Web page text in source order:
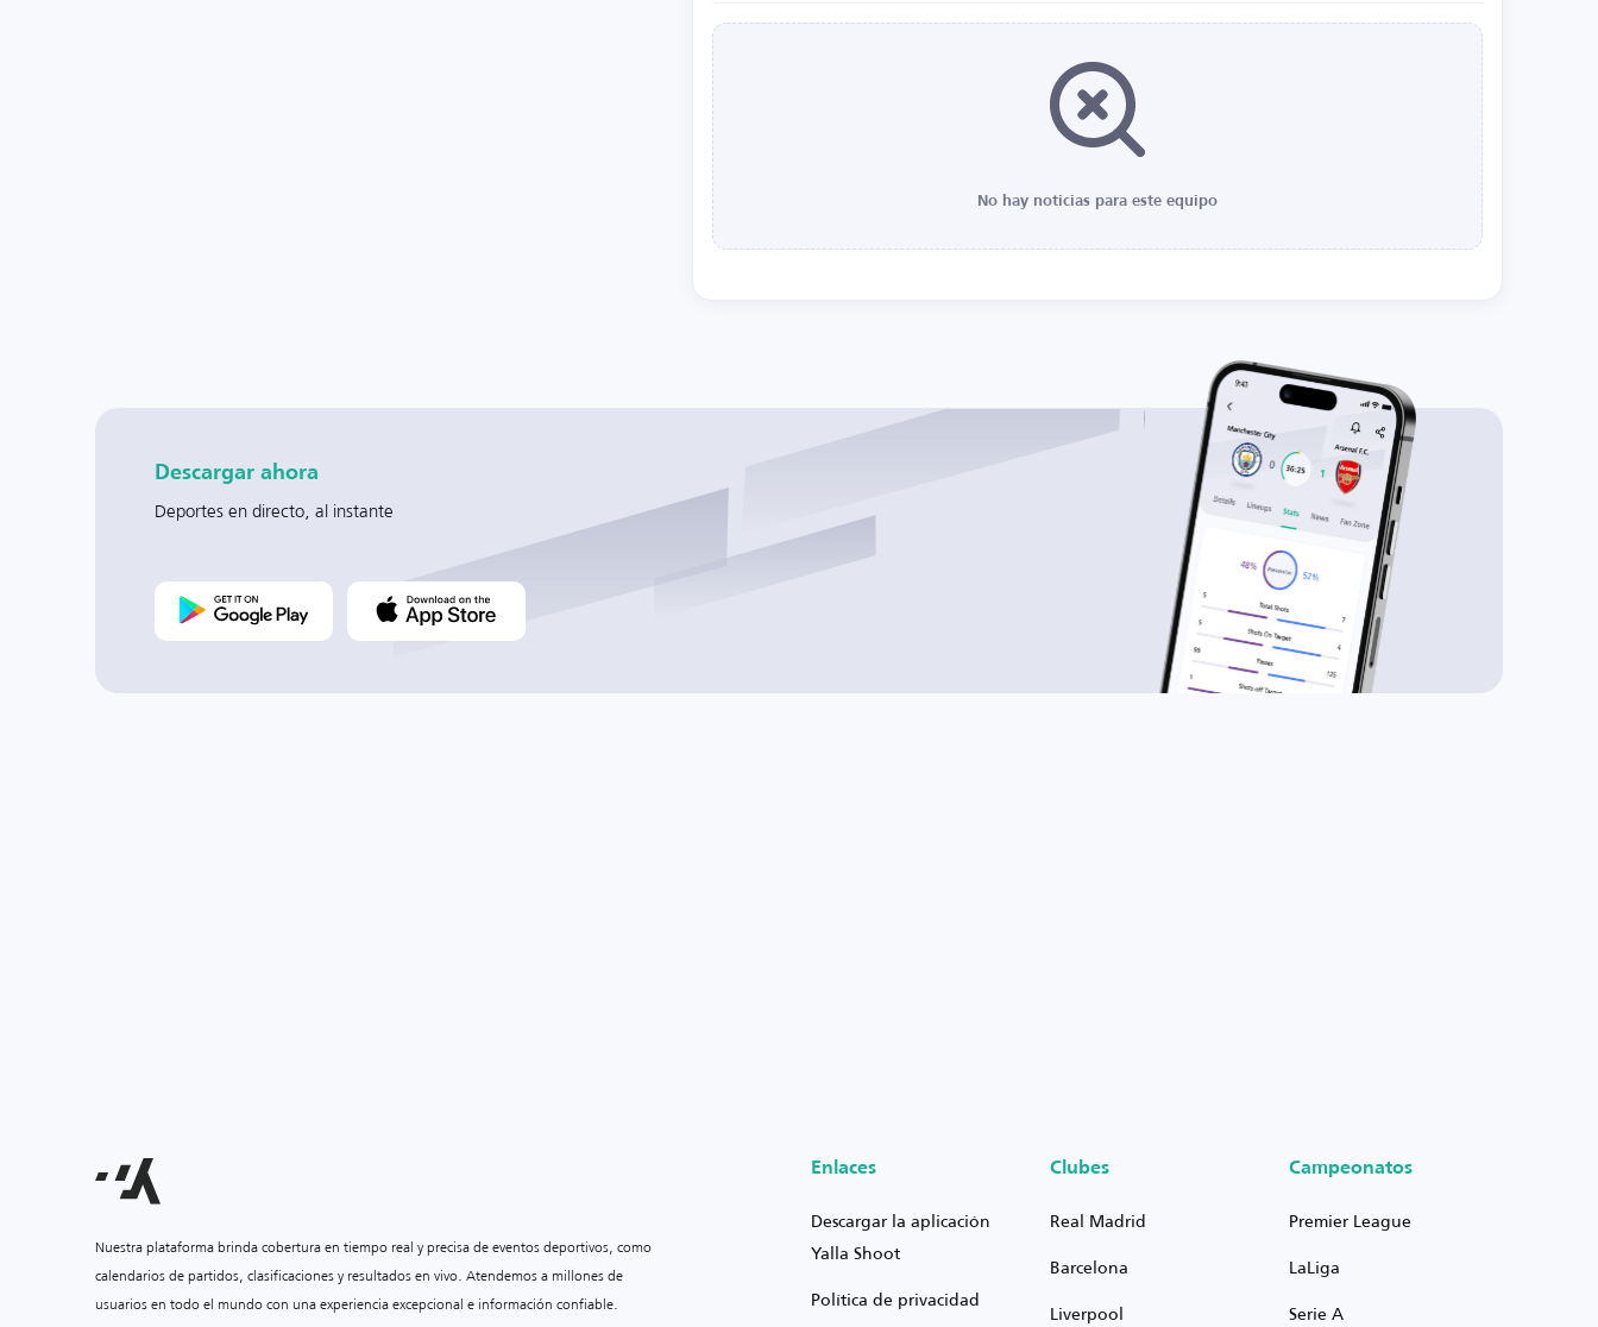
No hay noticias para este equipo
Descargar ahora
Deportes en directo, al instante
Nuestra plataforma brinda cobertura en tiempo real y precisa de eventos deportivos, como
calendarios de partidos, clasificaciones y resultados en vivo. Atendemos a millones de
usuarios en todo el mundo con una experiencia excepcional e información confiable.
Enlaces
Descargar la aplicación
Yalla Shoot
Política de privacidad
Clubes
Real Madrid
Barcelona
Liverpool
Campeonatos
Premier League
LaLiga
Serie A